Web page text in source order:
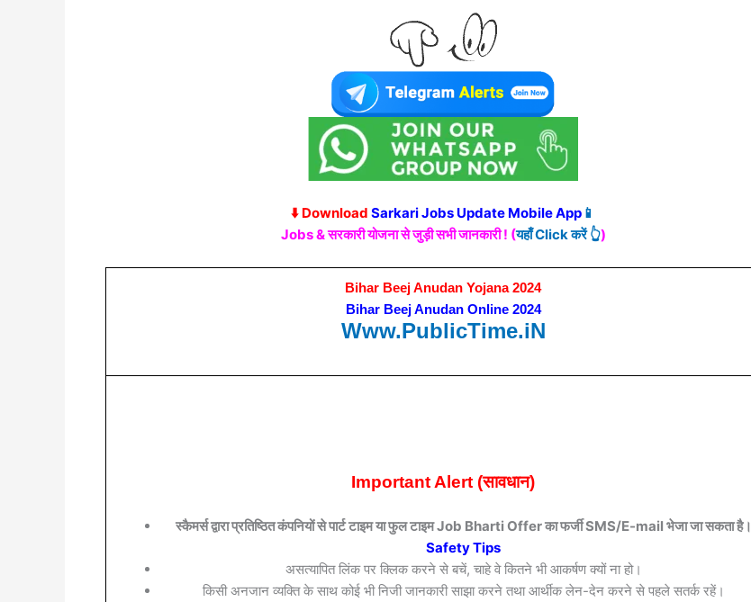
⬇️ Download Sarkari Jobs Update Mobile App 📱
Jobs & सरकारी योजना से जुड़ी सभी जानकारी ! (यहाँ Click करें 👆)
Bihar Beej Anudan Yojana 2024
Bihar Beej Anudan Online 2024
Www.PublicTime.iN
Important Alert (सावधान)
स्कैमर्स द्वारा प्रतिष्ठित कंपनियों से पार्ट टाइम या फुल टाइम Job Bharti Offer का फर्जी SMS/E-mail भेजा जा सकता है।
Safety Tips
असत्यापित लिंक पर क्लिक करने से बचें, चाहे वे कितने भी आकर्षण क्यों ना हो।
किसी अनजान व्यक्ति के साथ कोई भी निजी जानकारी साझा करने तथा आर्थीक लेन-देन करने से पहले सतर्क रहें।